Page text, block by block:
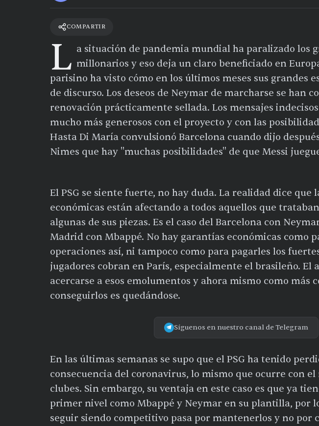
COMPARTIR
L a situación de pandemia mundial ha paralizado los
millonarios y eso deja un claro beneficiado en
parisino ha visto cómo en los últimos meses sus grandes
de discurso. Los deseos de Neymar de marcharse se han
renovación prácticamente sellada. Los mensajes
mucho más generosos con el proyecto y con las
Hasta Di María convulsionó Barcelona cuando dijo
Nimes que hay "muchas posibilidades" de que Messi
El PSG se siente fuerte, no hay duda. La realidad dice que
económicas están afectando a todos aquellos que
algunas de sus piezas. Es el caso del Barcelona con
Madrid con Mbappé. No hay garantías económicas como
operaciones así, ni tampoco como para pagarles los
jugadores cobran en París, especialmente el brasileño. El
acercarse a esos emolumentos y ahora mismo como más
conseguirlos es quedándose.
Síguenos en nuestro canal de Telegram
En las últimas semanas se supo que el PSG ha tenido
consecuencia del coronavirus, lo mismo que ocurre con el
clubes. Sin embargo, su ventaja en este caso es que ya
primer nivel como Mbappé y Neymar en su plantilla, por
seguir siendo competitivo pasa por mantenerlos y no por